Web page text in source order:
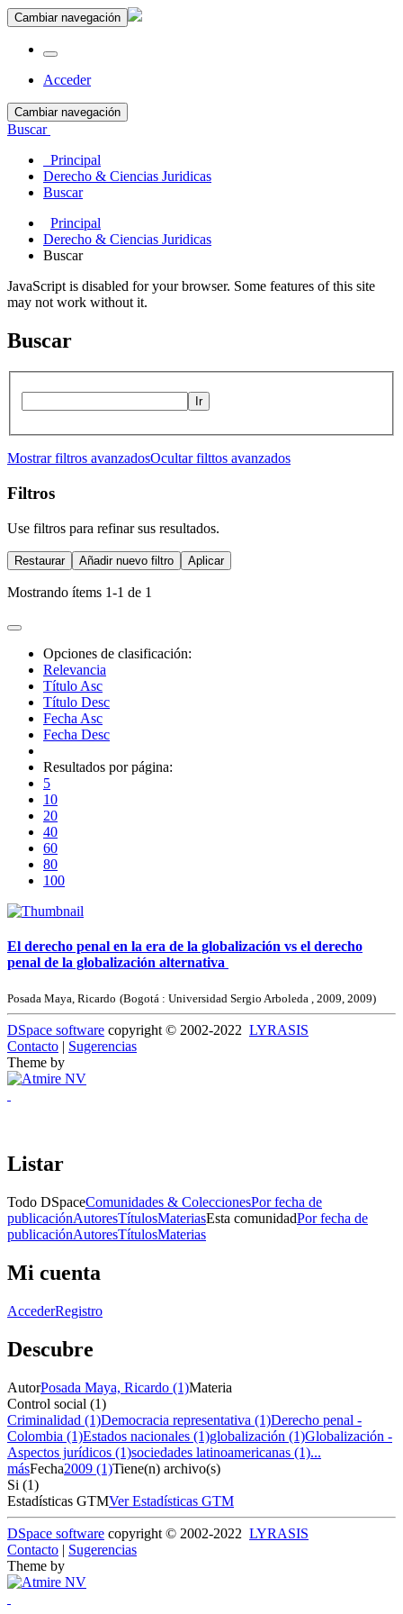
Cambiar navegación
Acceder
Cambiar navegación
Buscar
Principal
Derecho & Ciencias Juridicas
Buscar
Principal
Derecho & Ciencias Juridicas
Buscar
JavaScript is disabled for your browser. Some features of this site
may not work without it.
Buscar
Ir
Mostrar filtros avanzadosOcultar filttos avanzados
Filtros
Use filtros para refinar sus resultados.
Restaurar Añadir nuevo filtro Aplicar
Mostrando ítems 1-1 de 1
Opciones de clasificación:
Relevancia
Título Asc
Título Desc
Fecha Asc
Fecha Desc
Resultados por página:
5
10
20
40
60
80
100
El derecho penal en la era de la globalización vs el derecho
penal de la globalización alternativa
Posada Maya, Ricardo (Bogotá : Universidad Sergio Arboleda , 2009, 2009)
DSpace software copyright © 2002-2022 LYRASIS
Contacto | Sugerencias
Theme by
Listar
Todo DSpaceComunidades & ColeccionesPor fecha de
publicaciónAutoresTítulosMateriasEsta comunidadPor fecha de
publicaciónAutoresTítulosMaterias
Mi cuenta
AccederRegistro
Descubre
AutorPosada Maya, Ricardo (1)Materia
Control social (1)
Criminalidad (1)Democracia representativa (1)Derecho penal -
Colombia (1)Estados nacionales (1)globalización (1)Globalización -
Aspectos jurídicos (1)sociedades latinoamericanas (1)...
másFecha2009 (1)Tiene(n) archivo(s)
Si (1)
Estadísticas GTMVer Estadísticas GTM
DSpace software copyright © 2002-2022 LYRASIS
Contacto | Sugerencias
Theme by